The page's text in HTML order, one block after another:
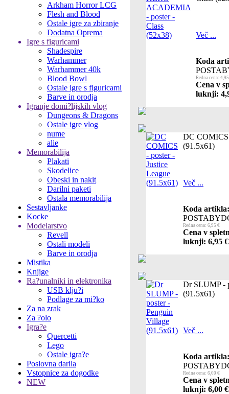
Arkham Horror LCG
Flesh and Blood
Ostale igre za zbiranje
Dodatna Oprema
Igre s figuricami
Shadespire
Warhammer
Warhammer 40k
Blood Bowl
Ostale igre s figuricami
Barve in orodja
Igranje domi?lijskih vlog
Dungeons & Dragons
Ostale igre vlog
nume
alie
Memorabilija
Plakati
Skodelice
Obeski in nakit
Darilni paketi
Ostala memorabilija
Sestavljanke
Kocke
Modelarstvo
Revell
Ostali modeli
Barve in orodja
Mistika
Knjige
Ra?unalniki in elektronika
USB klju?i
Podlage za mi?ko
Za na zrak
Za ?olo
Igra?e
Quercetti
Lego
Ostale igra?e
Poslovna darila
Vstopnice za dogodke
NEW
Več ...
Koda
Redna cena:
Cena v
luknji:
DC COMICS
(91.5x61)
Več ...
Koda artikla:
Redna cena: 6,95 €
Cena v
luknji: 6,95 €
Dr SLUMP -
(91.5x61)
Več ...
Koda artikla:
Redna cena: 6,00 €
Cena v
luknji: 6,00 €